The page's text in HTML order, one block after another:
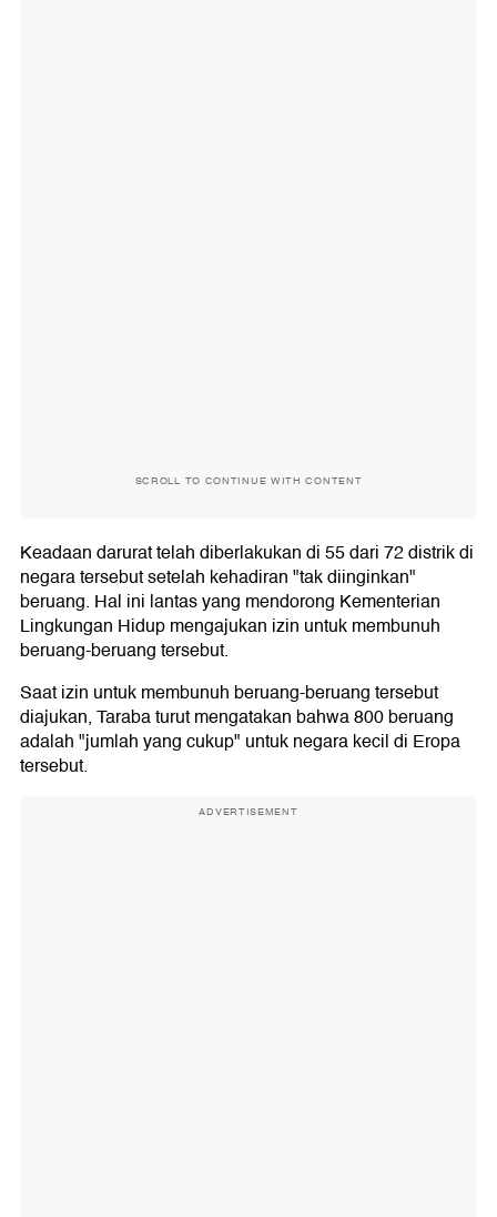
SCROLL TO CONTINUE WITH CONTENT
Keadaan darurat telah diberlakukan di 55 dari 72 distrik di
negara tersebut setelah kehadiran "tak diinginkan"
beruang. Hal ini lantas yang mendorong Kementerian
Lingkungan Hidup mengajukan izin untuk membunuh
beruang-beruang tersebut.
Saat izin untuk membunuh beruang-beruang tersebut
diajukan, Taraba turut mengatakan bahwa 800 beruang
adalah "jumlah yang cukup" untuk negara kecil di Eropa
tersebut.
ADVERTISEMENT